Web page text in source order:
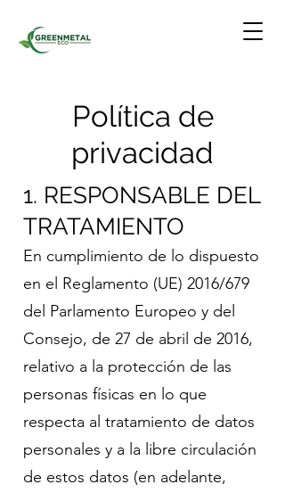
Política de
privacidad
1. RESPONSABLE DEL
TRATAMIENTO
En cumplimiento de lo dispuesto
en el Reglamento (UE) 2016/679
del Parlamento Europeo y del
Consejo, de 27 de abril de 2016,
relativo a la protección de las
personas físicas en lo que
respecta al tratamiento de datos
personales y a la libre circulación
de estos datos (en adelante,